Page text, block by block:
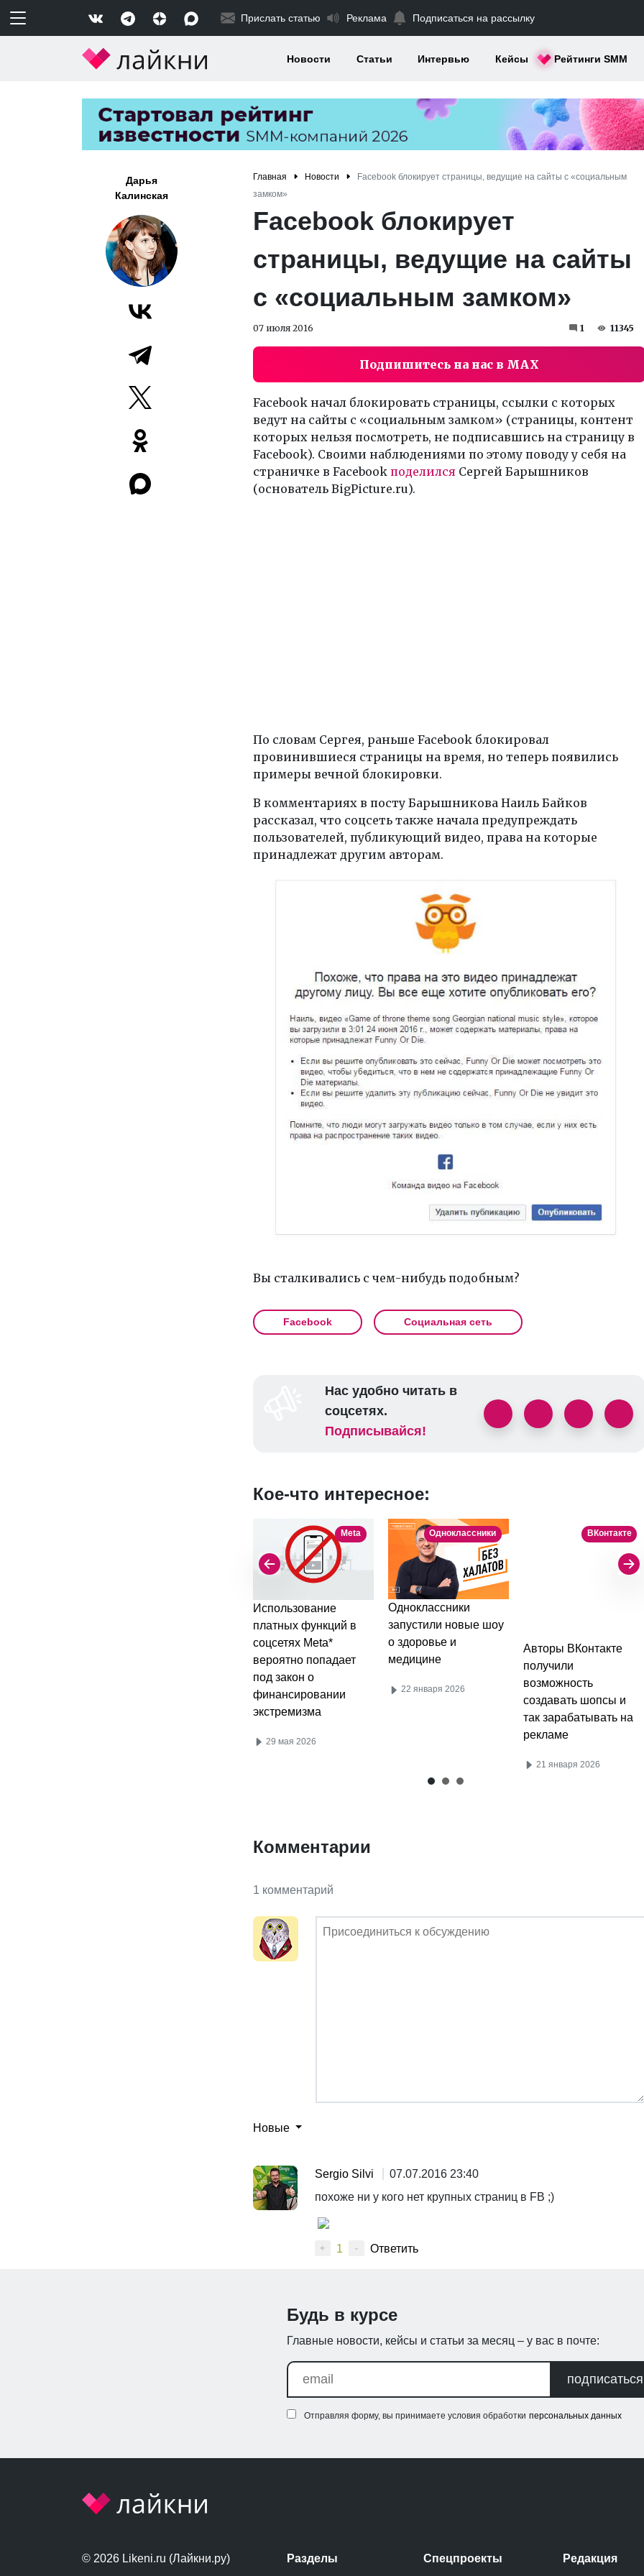
Прислать статью Реклама Подписаться на рассылку
Новости Статьи Интервью Кейсы Рейтинги SMM
Дарья
Калинская
Главная Новости
Facebook блокирует страницы, ведущие на сайты с «социальным
замком»
Facebook блокирует
страницы, ведущие на сайты
с «социальным замком»
07 июля 2016 1 11345
Подпишитесь на нас в MAX
Facebook начал блокировать страницы, ссылки с которых
ведут на сайты с «социальным замком» (страницы, контент
которых нельзя посмотреть, не подписавшись на страницу в
Facebook). Своими наблюдениями по этому поводу у себя на
страничке в Facebook поделилсяСергей Барышников
(основатель BigPicture.ru).
По словам Сергея, раньше Facebook блокировал
провинившиеся страницы на время, но теперь появились
примеры вечной блокировки.
В комментариях в посту Барышникова Наиль Байков
рассказал, что соцсеть также начала предупреждать
пользователей, публикующий видео, права на которые
принадлежат другим авторам.
Вы сталкивались с чем-нибудь подобным?
Facebook Социальная сеть
Нас удобно читать в
соцсетях.
Подписывайся!
Кое-что интересное:
Meta
Использование
платных функций в
соцсетях Meta*
вероятно попадает
под закон о
финансировании
экстремизма
29 мая 2026
Одноклассники
Одноклассники
запустили новые шоу
о здоровье и
медицине
22 января 2026
ВКонтакте
возможность
21 января 2026
Комментарии
1 комментарий
Новые
Sergio Silvi
07.07.2016 23:40
похоже ни у кого нет крупных страниц в FB ;)
+ 1 - Ответить
Будь в курсе
Главные новости, кейсы и статьи за месяц – у вас в почте:
подписаться
Отправляя форму, вы принимаете условия обработки персональных данных
© 2026 Likeni.ru (Лайкни.ру) Разделы Спецпроекты Редакция